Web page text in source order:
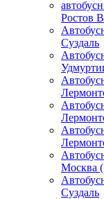
Ростов
Суздаль
Москва
Суздаль